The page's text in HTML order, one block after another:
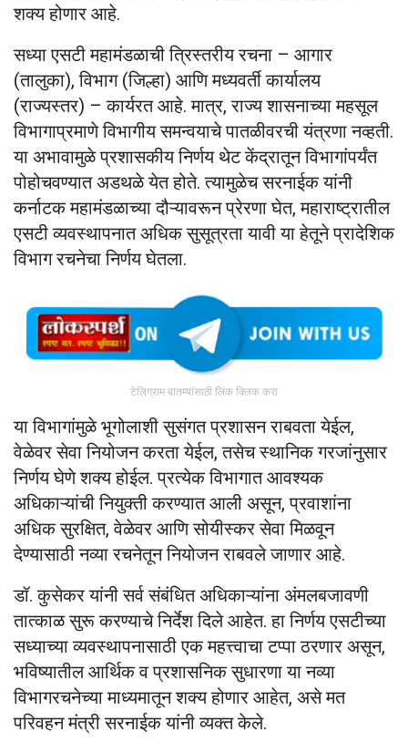
शक्य होणार आहे.
सध्या एसटी महामंडळाची त्रिस्तरीय रचना – आगार
(तालुका), विभाग (जिल्हा) आणि मध्यवर्ती कार्यालय
(राज्यस्तर) – कार्यरत आहे. मात्र, राज्य शासनाच्या महसूल
विभागाप्रमाणे विभागीय समन्वयाचे पातळीवरची यंत्रणा नव्हती.
या अभावामुळे प्रशासकीय निर्णय थेट केंद्रातून विभागांपर्यंत
पोहोचवण्यात अडथळे येत होते. त्यामुळेच सरनाईक यांनी
कर्नाटक महामंडळाच्या दौऱ्यावरून प्रेरणा घेत, महाराष्ट्रातील
एसटी व्यवस्थापनात अधिक सुसूत्रता यावी या हेतूने प्रादेशिक
विभाग रचनेचा निर्णय घेतला.
टेलिग्राम बातम्यांसाठी लिंक क्लिक करा
या विभागांमुळे भूगोलाशी सुसंगत प्रशासन राबवता येईल,
वेळेवर सेवा नियोजन करता येईल, तसेच स्थानिक गरजांनुसार
निर्णय घेणे शक्य होईल. प्रत्येक विभागात आवश्यक
अधिकाऱ्यांची नियुक्ती करण्यात आली असून, प्रवाशांना
अधिक सुरक्षित, वेळेवर आणि सोयीस्कर सेवा मिळवून
देण्यासाठी नव्या रचनेतून नियोजन राबवले जाणार आहे.
डॉ. कुसेकर यांनी सर्व संबंधित अधिकाऱ्यांना अंमलबजावणी
तात्काळ सुरू करण्याचे निर्देश दिले आहेत. हा निर्णय एसटीच्या
सध्याच्या व्यवस्थापनासाठी एक महत्त्वाचा टप्पा ठरणार असून,
भविष्यातील आर्थिक व प्रशासनिक सुधारणा या नव्या
विभागरचनेच्या माध्यमातून शक्य होणार आहेत, असे मत
परिवहन मंत्री सरनाईक यांनी व्यक्त केले.